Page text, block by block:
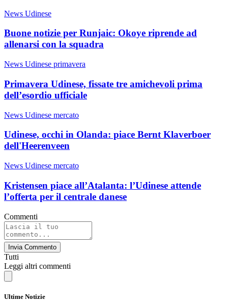
News Udinese
Buone notizie per Runjaic: Okoye riprende ad
allenarsi con la squadra
News Udinese primavera
Primavera Udinese, fissate tre amichevoli prima
dell’esordio ufficiale
News Udinese mercato
Udinese, occhi in Olanda: piace Bernt Klaverboer
dell'Heerenveen
News Udinese mercato
Kristensen piace all’Atalanta: l’Udinese attende
l’offerta per il centrale danese
Commenti
Invia Commento
Tutti
Leggi altri commenti
Ultime Notizie